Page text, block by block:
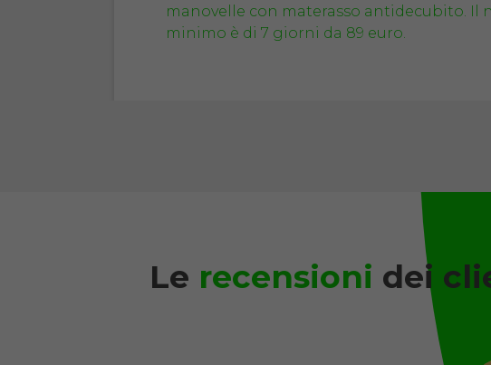
Noleggio Letto da
Le recensioni dei